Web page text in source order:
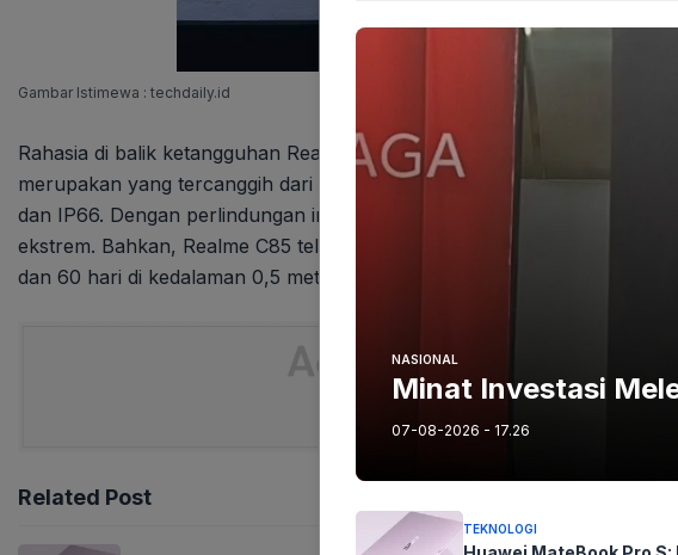
Gambar Istimewa : techdaily.id
Rahasia di balik ketangguhan Realme C85 terletak pada teknologi
merupakan yang tercanggih dari Realme, mencakup empat standar
dan IP66. Dengan perlindungan ini, Realme C85 mampu bertahan dari
ekstrem. Bahkan, Realme C85 telah lolos uji ekstrem, termasuk
dan 60 hari di kedalaman 0,5 meter*, tanpa mengalami gangguan fungsi.
Related Post
NASIONAL
Minat Investasi
07-08-2026 - 17.26
TEKNOLOGI